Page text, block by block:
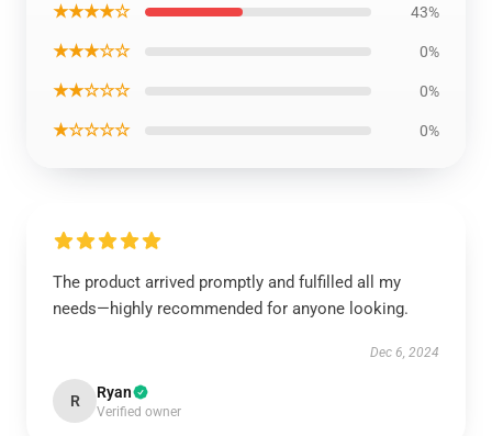
★★★★☆ 43%
★★★☆☆ 0%
★★☆☆☆ 0%
★☆☆☆☆ 0%
The product arrived promptly and fulfilled all my
needs—highly recommended for anyone looking.
Dec 6, 2024
R Ryan
Verified owner